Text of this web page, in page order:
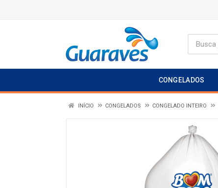
CONGELADOS
INÍCIO CONGELADOS CONGELADO INTEIRO